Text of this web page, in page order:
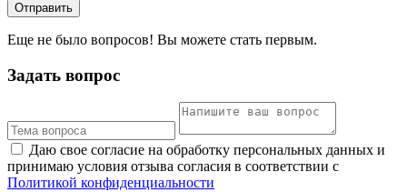
Отправить
Еще не было вопросов! Вы можете стать первым.
Задать вопрос
Даю свое согласие на обработку персональных данных и
принимаю условия отзыва согласия в соответствии с
Политикой конфиденциальности